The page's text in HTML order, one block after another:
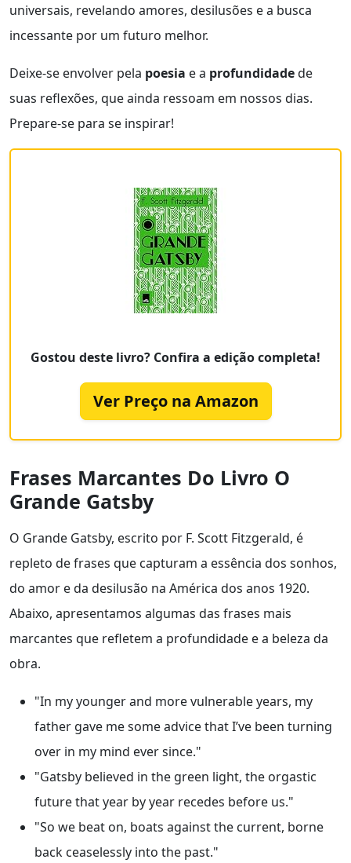
universais, revelando amores, desilusões e a busca
incessante por um futuro melhor.
Deixe-se envolver pela poesia e a profundidadede
suas reflexões, que ainda ressoam em nossos dias.
Prepare-se para se inspirar!
Gostou deste livro? Confira a edição completa!
Ver Preço na Amazon
Frases Marcantes Do Livro O
Grande Gatsby
O Grande Gatsby, escrito por F. Scott Fitzgerald, é
repleto de frases que capturam a essência dos sonhos,
do amor e da desilusão na América dos anos 1920.
Abaixo, apresentamos algumas das frases mais
marcantes que refletem a profundidade e a beleza da
obra.
"In my younger and more vulnerable years, my
father gave me some advice that I’ve been turning
over in my mind ever since."
"Gatsby believed in the green light, the orgastic
future that year by year recedes before us."
"So we beat on, boats against the current, borne
back ceaselessly into the past."